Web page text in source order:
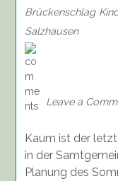
Brückenschlag
Salzhausen
Leave a
Kaum ist der
in der
Planung des